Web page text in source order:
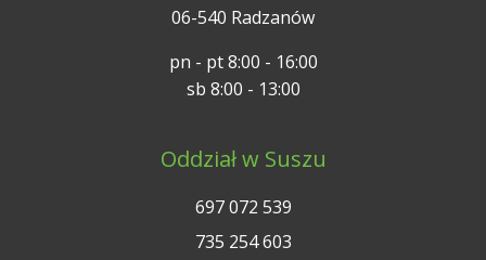
06-540 Radzanów
pn - pt 8:00 - 16:00
sb 8:00 - 13:00
Oddział w Suszu
697 072 539
735 254 603